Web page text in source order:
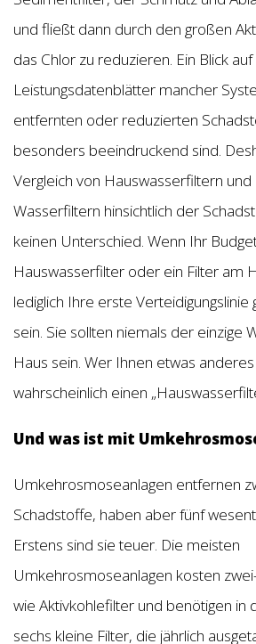
und fließt dann durch den großen
das Chlor zu reduzieren. Ein Blick
Leistungsdatenblätter mancher
entfernten oder reduzierten
besonders beeindruckend sind.
Vergleich von Hauswasserfiltern
Wasserfiltern hinsichtlich der
keinen Unterschied. Wenn Ihr
Hauswasserfilter oder ein Filter am
lediglich Ihre erste Verteidigungslinie
sein. Sie sollten niemals der einzige
Haus sein. Wer Ihnen etwas
wahrscheinlich einen
Und was ist mit
Umkehrosmoseanlagen entfernen
Schadstoffe, haben aber fünf
Erstens sind sie teuer. Die meisten
Umkehrosmoseanlagen kosten
wie Aktivkohlefilter und benötigen in
sechs kleine Filter, die jährlich